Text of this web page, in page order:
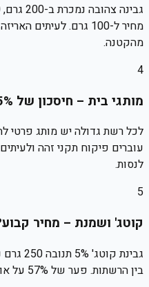
מהקטנה.
4
מותגי בית – חיסכון של 15-25%
לכל רשת גדולה יש מותג פרטי
עוברים פיקוח תקני זהה
לנסות.
5
קוטג' ושמנת – מחיר
בין הרשתות. פער של 57% על אותו מוצר בדיוק.